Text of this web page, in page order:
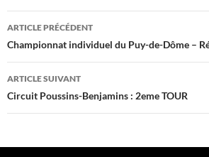
Navigation
des
articles
ARTICLE PRÉCÉDENT
Championnat individuel du Puy-de-Dôme –
ARTICLE SUIVANT
Circuit Poussins-Benjamins : 2eme TOUR